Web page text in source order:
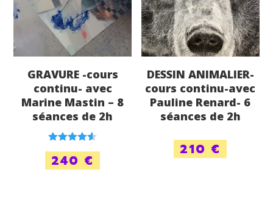
GRAVURE -cours
continu- avec
Marine Mastin – 8
séances de 2h
Note
4.50
sur 5
240 €
DESSIN ANIMALIER-
cours continu-avec
Pauline Renard- 6
séances de 2h
210 €